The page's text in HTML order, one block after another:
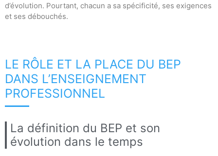
d’évolution. Pourtant, chacun a sa spécificité, ses exigences
et ses débouchés.
LE RÔLE ET LA PLACE DU BEP
DANS L’ENSEIGNEMENT
PROFESSIONNEL
La définition du BEP et son
évolution dans le temps